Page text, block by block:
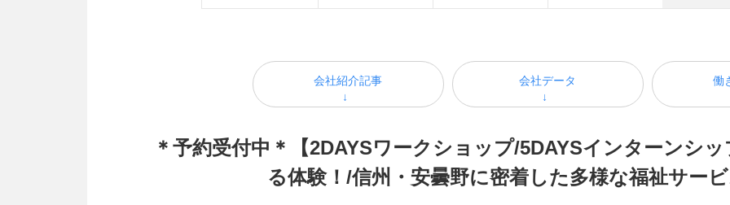
会社紹介記事 会社データ 働
＊予約受付中＊【2DAYSワークショップ/5DAYSインターンシ
る体験！/信州・安曇野に密着した多様な福祉サー